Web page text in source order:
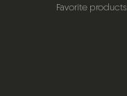
Favorite products